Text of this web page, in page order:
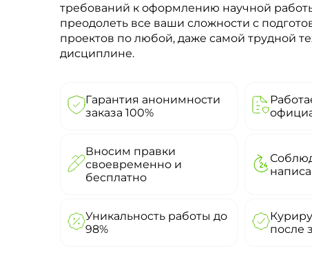
требований к оформлению научной
преодолеть все ваши сложности с
проектов по любой, даже самой трудной
дисциплине.
Гарантия анонимности
заказа 100%
Вносим правки
своевременно и
бесплатно
Уникальность работы до
98%
после